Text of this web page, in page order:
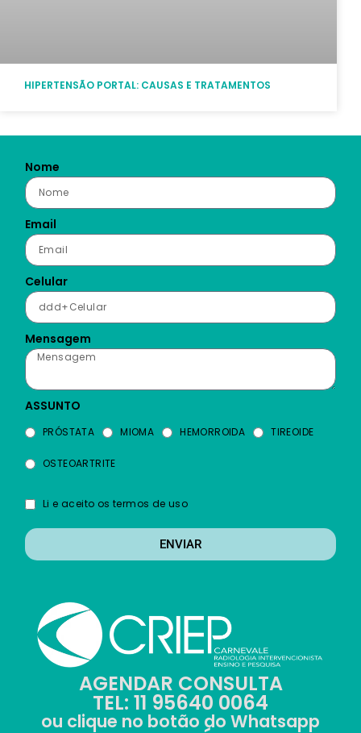
HIPERTENSÃO PORTAL: CAUSAS E TRATAMENTOS
Nome
Email
Celular
Mensagem
ASSUNTO
PRÓSTATA MIOMA HEMORROIDA TIREOIDE
OSTEOARTRITE
Li e aceito os termos de uso
ENVIAR
AGENDAR CONSULTA
TEL: 11 95640 0064
ou clique no botão do Whatsapp